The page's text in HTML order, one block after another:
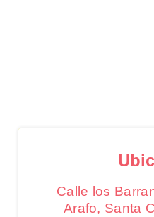
Calle los
Arafo, Santa